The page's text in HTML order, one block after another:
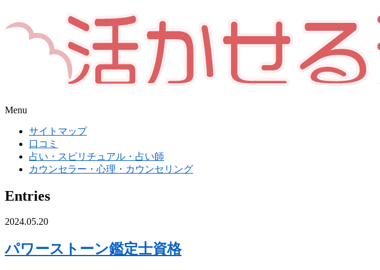
Menu
サイトマップ
口コミ
占い・スピリチュアル・占い師
カウンセラー・心理・カウンセリング
Entries
2024.05.20
パワーストーン鑑定士資格